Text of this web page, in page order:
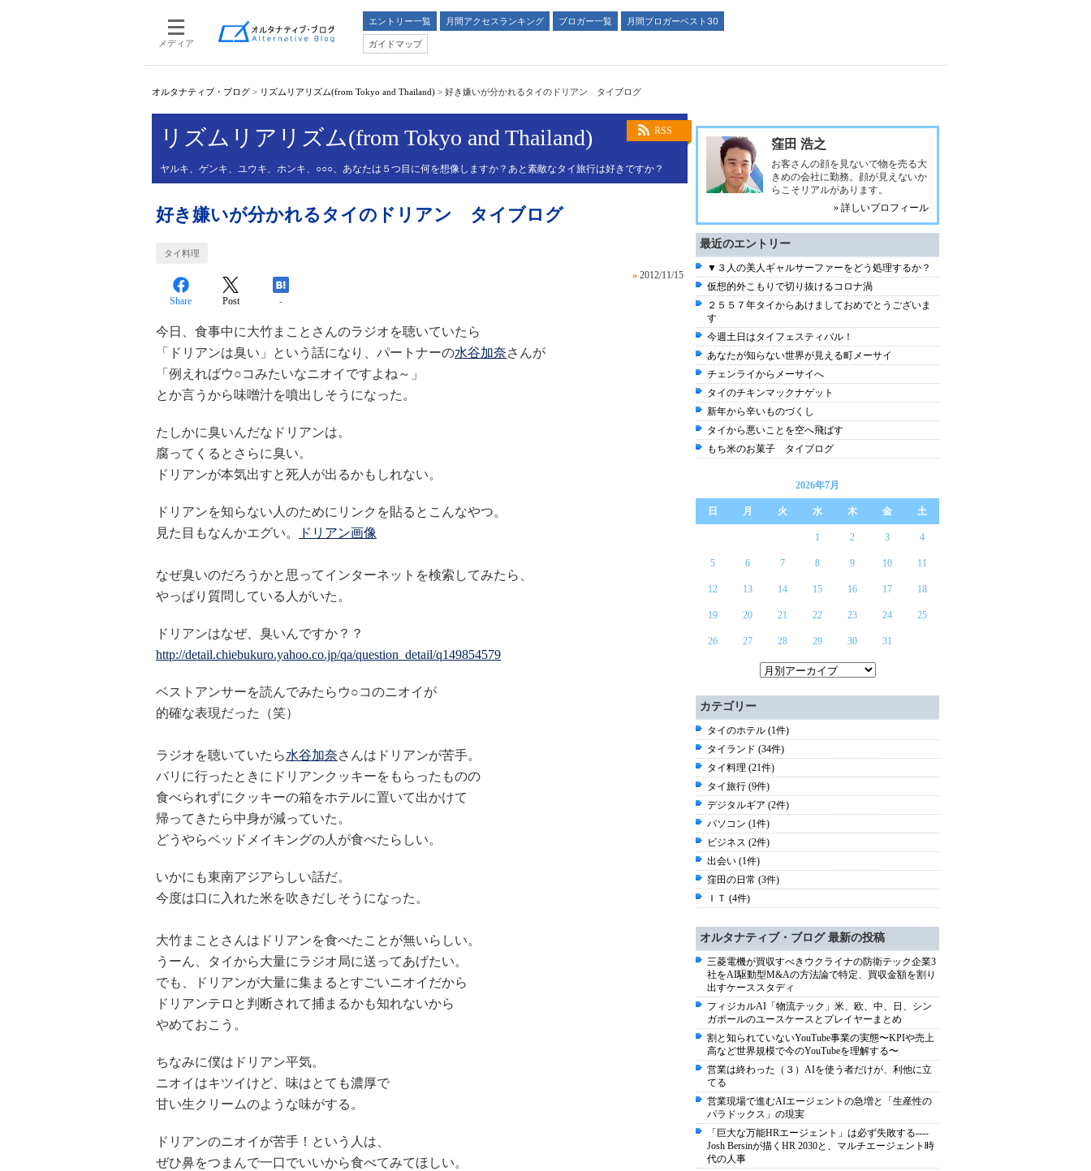
メディア
エントリー一覧 月間アクセスランキング ブロガー一覧
月間ブロガーベスト30
ガイドマップ
オルタナティブ・ブログ > リズムリアリズム(from Tokyo and Thailand) > 好き嫌いが分かれるタイのドリアン タイブログ
RSS
リズムリアリズム(from Tokyo and Thailand)
ヤルキ、ゲンキ、ユウキ、ホンキ、○○○、あなたは５つ目に何を想像しますか？あと素敵なタイ旅行は好きですか？
好き嫌いが分かれるタイのドリアン タイブログ
タイ料理
» 2012/11/15
Share Post -
今日、食事中に大竹まことさんのラジオを聴いていたら
「ドリアンは臭い」という話になり、パートナーの水谷加奈さんが
「例えればウ○コみたいなニオイですよね～」
とか言うから味噌汁を噴出しそうになった。
たしかに臭いんだなドリアンは。
腐ってくるとさらに臭い。
ドリアンが本気出すと死人が出るかもしれない。
ドリアンを知らない人のためにリンクを貼るとこんなやつ。
見た目もなんかエグい。
ドリアン画像
なぜ臭いのだろうかと思ってインターネットを検索してみたら、
やっぱり質問している人がいた。
ドリアンはなぜ、臭いんですか？？
http://detail.chiebukuro.yahoo.co.jp/qa/question_detail/q149854579
ベストアンサーを読んでみたらウ○コのニオイが
的確な表現だった（笑）
ラジオを聴いていたら水谷加奈さんはドリアンが苦手。
バリに行ったときにドリアンクッキーをもらったものの
食べられずにクッキーの箱をホテルに置いて出かけて
帰ってきたら中身が減っていた。
どうやらベッドメイキングの人が食べたらしい。
いかにも東南アジアらしい話だ。
今度は口に入れた米を吹きだしそうになった。
大竹まことさんはドリアンを食べたことが無いらしい。
うーん、タイから大量にラジオ局に送ってあげたい。
でも、ドリアンが大量に集まるとすごいニオイだから
ドリアンテロと判断されて捕まるかも知れないから
やめておこう。
ちなみに僕はドリアン平気。
ニオイはキツイけど、味はとても濃厚で
甘い生クリームのような味がする。
ドリアンのニオイが苦手！という人は、
ぜひ鼻をつまんで一口でいいから食べてみてほしい。
窪田 浩之
お客さんの顔を見ないで物を売る大
きめの会社に勤務。顔が見えないか
らこそリアルがあります。
» 詳しいプロフィール
最近のエントリー
▼３人の美人ギャルサーファーをどう処理するか？
仮想的外こもりで切り抜けるコロナ渦
２５５７年タイからあけましておめでとうございま
す
今週土日はタイフェスティバル！
あなたが知らない世界が見える町メーサイ
チェンライからメーサイへ
タイのチキンマックナゲット
新年から辛いものづくし
タイから悪いことを空へ飛ばす
もち米のお菓子 タイブログ
2026年7月
日 月 火 水 木 金 土
1 2 3 4
5 6 7 8 9 10 11
12 13 14 15 16 17 18
19 20 21 22 23 24 25
26 27 28 29 30 31
カテゴリー
タイのホテル (1件)
タイランド (34件)
タイ料理 (21件)
タイ旅行 (9件)
デジタルギア (2件)
パソコン (1件)
ビジネス (2件)
出会い (1件)
窪田の日常 (3件)
ＩＴ (4件)
オルタナティブ・ブログ 最新の投稿
三菱電機が買収すべきウクライナの防衛テック企業3
社をAI駆動型M&Aの方法論で特定、買収金額を割り
出すケーススタディ
フィジカルAI「物流テック」米、欧、中、日、シン
ガポールのユースケースとプレイヤーまとめ
割と知られていないYouTube事業の実態〜KPIや売上
高など世界規模で今のYouTubeを理解する〜
営業は終わった（３）AIを使う者だけが、利他に立
てる
営業現場で進むAIエージェントの急増と「生産性の
パラドックス」の現実
「巨大な万能HRエージェント」は必ず失敗する----
Josh Bersinが描くHR 2030と、マルチエージェント時
代の人事